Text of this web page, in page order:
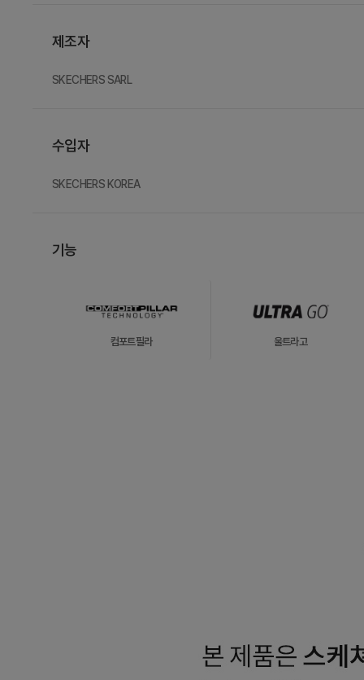
제조자
SKECHERS SARL
수입자
SKECHERS KOREA
기능
컴포트필라 울트라고